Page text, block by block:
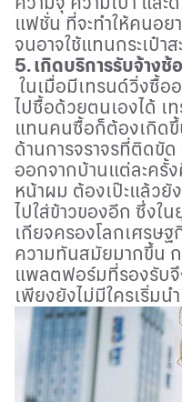
แฟชั่น ที่จะทำให้คนอ
จนอาจใช้แทนกระเป๋า
5. เกิดบริการรับจ้าง
ในเมื่อมีเทรนด์วิ่งซื้อ
ไปซื้อด้วยตนเองได้ เ
แทนคนซื้อก็ต้องเกิด
ด้านการจราจรที่ติดขั
ออกจากบ้านแต่ละครั้
หน้าผม ต้องเป๊ะแล้วยั
ไปใส่ข้าวของอีก ซึ่งใ
เกียจครองโลกเศรษ
ความทันสมัยมากขึ้น ก
แพลตฟอร์มที่รองรับจึ
เพียงยังไม่มีใครเริ่มน